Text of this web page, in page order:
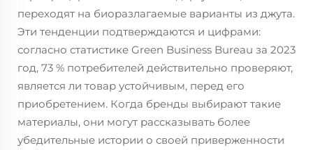
переходят на биоразлагаемые варианты из джута.
Эти тенденции подтверждаются и цифрами:
согласно статистике Green Business Bureau за 2023
год, 73 % потребителей действительно проверяют,
является ли товар устойчивым, перед его
приобретением. Когда бренды выбирают такие
материалы, они могут рассказывать более
убедительные истории о своей приверженности